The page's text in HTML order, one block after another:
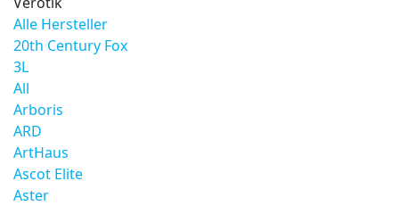
Alle Hersteller
20th Century Fox
3L
All
Arboris
ARD
ArtHaus
Ascot Elite
Aster